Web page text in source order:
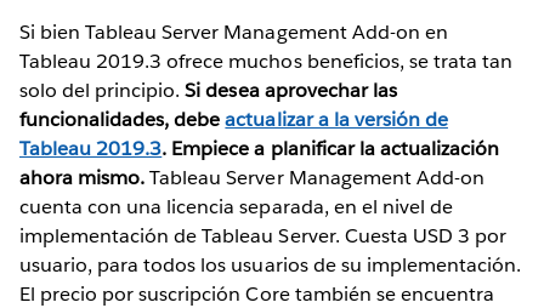
Si bien Tableau Server Management Add-on en
Tableau 2019.3 ofrece muchos beneficios, se trata tan
solo del principio.Si desea aprovechar las
funcionalidades, debeactualizar a la versión de
Tableau 2019.3. Empiece a planificar la actualización
ahora mismo.Tableau Server Management Add-on
cuenta con una licencia separada, en el nivel de
implementación de Tableau Server. Cuesta USD 3 por
usuario, para todos los usuarios de su implementación.
El precio por suscripción Core también se encuentra